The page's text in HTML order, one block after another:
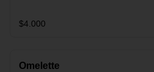
$4.000
Omelette